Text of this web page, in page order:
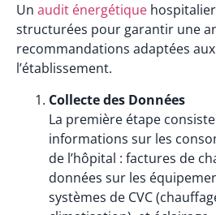
Un audit énergétique
structurées pour garantir une
recommandations adaptées
l’établissement.
Collecte des Données
La première étape
informations sur les
de l’hôpital : factures de
données sur les
systèmes de CVC